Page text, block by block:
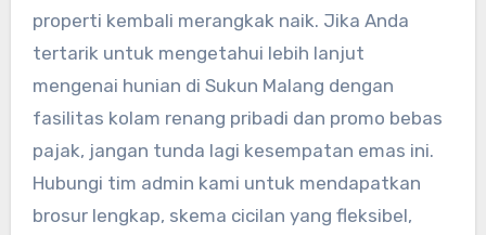
properti kembali merangkak naik. Jika Anda
tertarik untuk mengetahui lebih lanjut
mengenai hunian di Sukun Malang dengan
fasilitas kolam renang pribadi dan promo bebas
pajak, jangan tunda lagi kesempatan emas ini.
Hubungi tim admin kami untuk mendapatkan
brosur lengkap, skema cicilan yang fleksibel,